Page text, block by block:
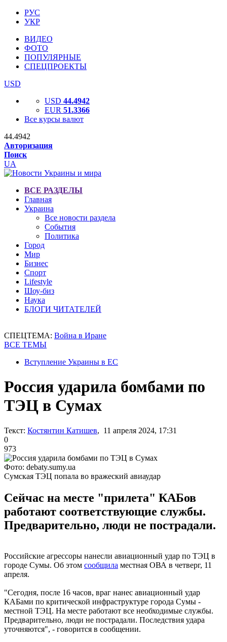
РУС
УКР
ВИДЕО
ФОТО
ПОПУЛЯРНЫЕ
СПЕЦПРОЕКТЫ
USD
USD 44.4942
EUR 51.3366
Все курсы валют
44.4942
Авторизация
Поиск
UA
ВСЕ РАЗДЕЛЫ
Главная
Украина
Все новости раздела
События
Политика
Город
Мир
Бизнес
Спорт
Lifestyle
Шоу-биз
Наука
БЛОГИ ЧИТАТЕЛЕЙ
СПЕЦТЕМА: Война в Иране
ВСЕ ТЕМЫ
Вступление Украины в ЕС
Россия ударила бомбами по
ТЭЦ в Сумах
Текст: Костянтин Катишев, 11 апреля 2024, 17:31
0
973
Фото: debaty.sumy.ua
Сумская ТЭЦ попала во вражеский авиаудар
Сейчас на месте "прилета" КАБов
работают соответствующие службы.
Предварительно, люди не пострадали.
Российские агрессоры нанесли авиационный удар по ТЭЦ в
городе Сумы. Об этом сообщила местная ОВА в четверг, 11
апреля.
"Сегодня, после 16 часов, враг нанес авиационный удар
КАБами по критической инфраструктуре города Сумы -
местной ТЭЦ. На месте работают все необходимые службы.
Предварительно, люди не пострадали. Последствия удара
уточняются", - говорится в сообщении.